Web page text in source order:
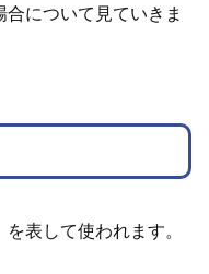
について見ていきま
を表して使われます。